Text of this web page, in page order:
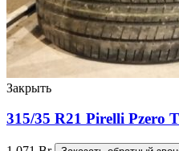
Закрыть
315/35 R21 Pirelli Pzero